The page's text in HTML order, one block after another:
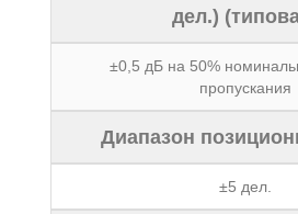
дел.)
±0,5 дБ на 50%
пропускания
Диапазон
±5 дел.